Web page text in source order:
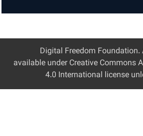
Digital Freedom
available under Creative
4.0 International